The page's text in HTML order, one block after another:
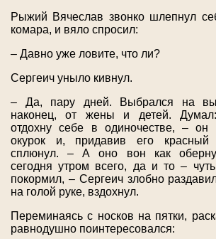
Рыжий Вячеслав звонко шлепнул
комара, и вяло спросил:
– Давно уже ловите, что ли?
Сергеич уныло кивнул.
– Да, пару дней. Выбрался на
наконец, от жены и детей.
отдохну себе в одиночестве, – он
окурок и, придавив его красный
сплюнул. – А оно вон как
сегодня утром всего, да и то –
покормил, – Сергеич злобно
на голой руке, вздохнул.
Переминаясь с носков на пятки,
равнодушно поинтересовался: